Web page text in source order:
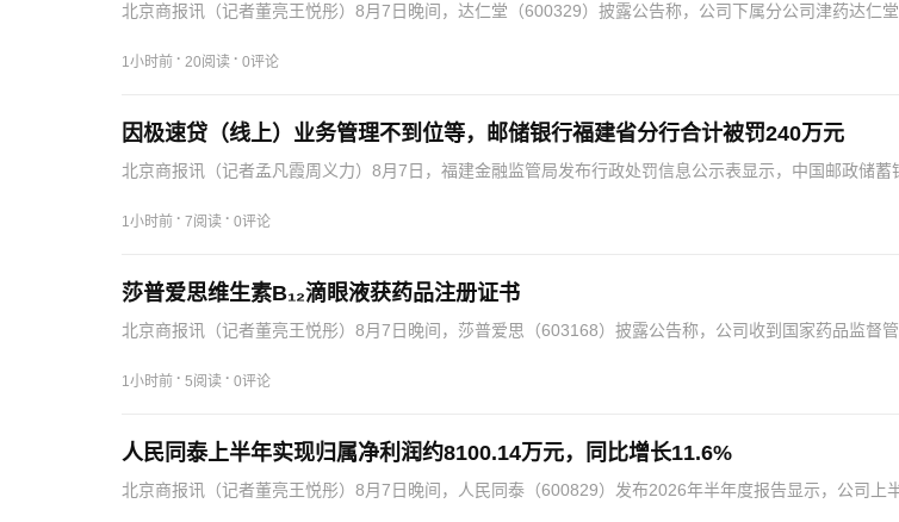
北京商报讯（记者董亮王悦彤）8月7日晚间，达仁堂（600329）披露公告称，公司下属分公司津药达仁堂
1小时前 · 20阅读 · 0评论
因极速贷（线上）业务管理不到位等，邮储银行福建省分行合计被罚240万元
北京商报讯（记者孟凡霞周义力）8月7日，福建金融监管局发布行政处罚信息公示表显示，中国邮政储蓄
前…
1小时前 · 7阅读 · 0评论
莎普爱思维生素B₁₂滴眼液获药品注册证书
北京商报讯（记者董亮王悦彤）8月7日晚间，莎普爱思（603168）披露公告称，公司收到国家药品监督管
1小时前 · 5阅读 · 0评论
人民同泰上半年实现归属净利润约8100.14万元，同比增长11.6%
北京商报讯（记者董亮王悦彤）8月7日晚间，人民同泰（600829）发布2026年半年度报告显示，公司上